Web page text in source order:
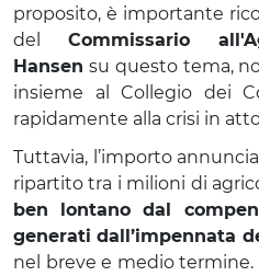
proposito, è importante
del Commissario
Hansen su questo tema,
insieme al Collegio dei
rapidamente alla crisi in
Tuttavia, l’importo
ripartito tra i milioni di
ben lontano dal
generati dall’impennata
nel breve e medio termine.